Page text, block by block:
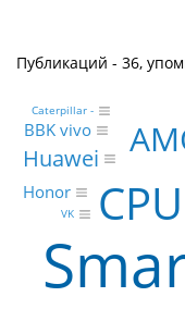
Публикаций - 36,
CPU
Huawei
BBK vivo
Honor
VK
Caterpillar -